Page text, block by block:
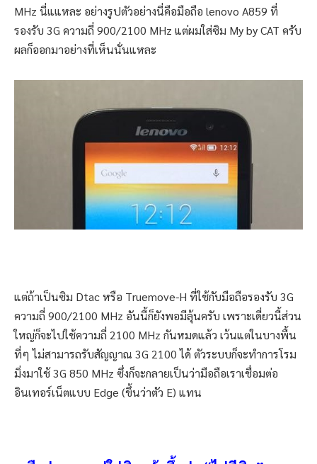
MHz นี่แแหละ อย่างรูปตัวอย่างนี่คือมือถือ lenovo A859 ที่
รองรับ 3G ความถี่ 900/2100 MHz แต่ผมใส่ซิม My by CAT ครับ
ผลก็ออกมาอย่างที่เห็นนั่นแหละ
แต่ถ้าเป็นซิม Dtac หรือ Truemove-H ที่ใช้กับมือถือรองรับ 3G
ความถี่ 900/2100 MHz อันนี้ก็ยังพอมีลุ้นครับ เพราะเดี่ยวนี้ส่วน
ใหญ่ก็จะไปใช้ความถี่ 2100 MHz กันหมดแล้ว เว้นแต่ในบางพื้น
ที่ๆ ไม่สามารถรับสัญญาณ 3G 2100 ได้ ตัวระบบก็จะทำการโรม
มิ่งมาใช้ 3G 850 MHz ซึ่งก็จะกลายเป็นว่ามือถือเราเชื่อมต่อ
อินเทอร์เน็ตแบบ Edge (ขึ้นว่าตัว E) แทน